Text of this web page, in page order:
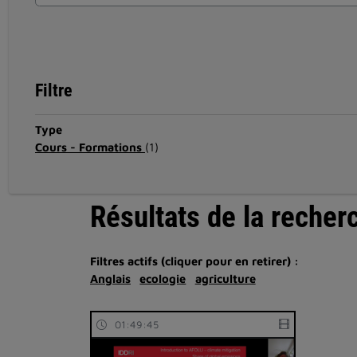
Filtre
Type
Cours - Formations (1)
Résultats de la
Filtres actifs (cliquer pour en retirer) :
Anglais
ecologie agriculture
01:49:45